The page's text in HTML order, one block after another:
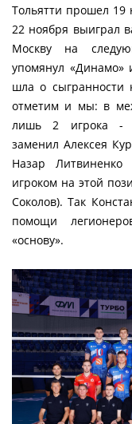
Тольятти прошел 19
22 ноября выиграл
Москву на
упомянул «Динамо»
шла о сыгранности
отметим и мы: в
лишь 2 игрока -
заменил Алексея
Назар
игроком на этой
Соколов). Так
помощи
«основу».